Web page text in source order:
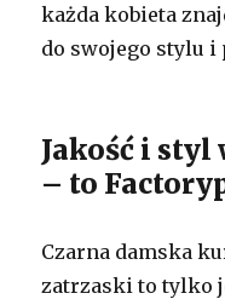
każda kobieta
do swojego stylu i
Jakość i styl
– to
Czarna damska
zatrzaski to tylko